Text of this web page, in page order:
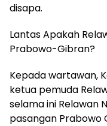
disapa.
Lantas Apakah
Prabowo-Gibran?
Kepada wartawan,
ketua pemuda
selama ini Relawan
pasangan Prabowo